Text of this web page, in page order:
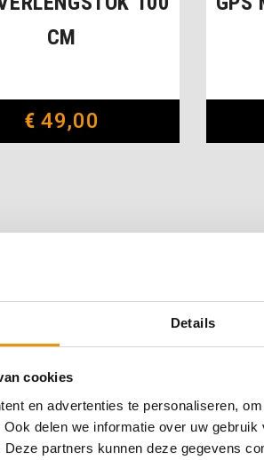
Details
cookies
en advertenties te personaliseren,
delen we informatie over uw
partners kunnen deze gegevens
CM
€49,00